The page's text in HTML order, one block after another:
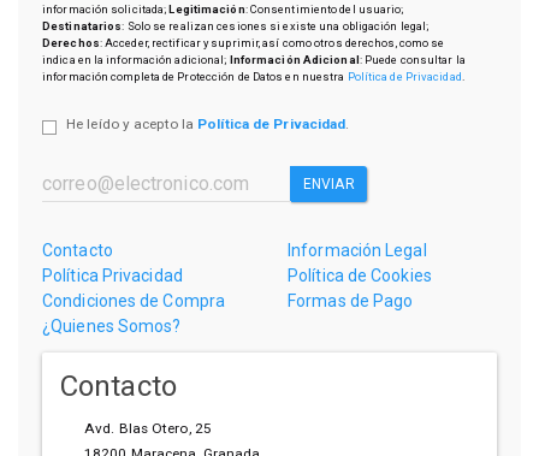
información solicitada;Legitimación: Consentimiento del usuario;
Destinatarios: Solo se realizan cesiones si existe una obligación legal;
Derechos: Acceder, rectificar y suprimir, así como otros derechos, como se
indica en la información adicional; Información Adicional: Puede consultar la
información completa de Protección de Datos en nuestra Política de Privacidad
He leído y acepto la Política de Privacidad.
ENVIAR
Contacto
Información Legal
Política Privacidad
Política de Cookies
Condiciones de Compra
Formas de Pago
¿Quienes Somos?
Contacto
Avd. Blas Otero, 25